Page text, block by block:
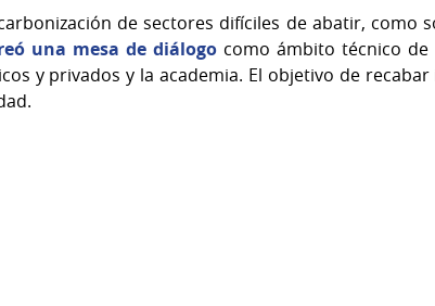
de sectores difíciles de abatir,
una mesa de diálogo como ámbito técnico
y privados y la academia. El objetivo de